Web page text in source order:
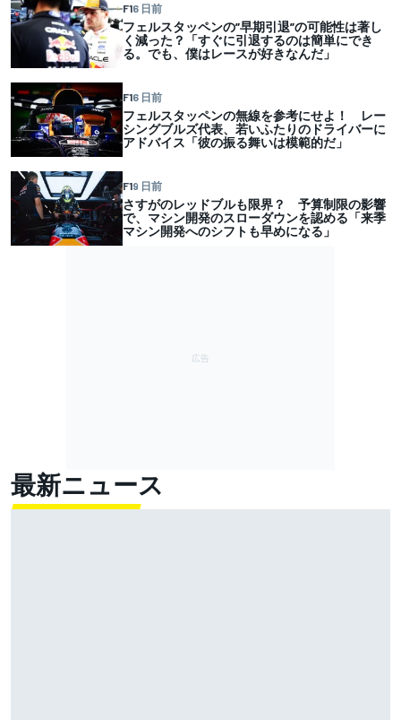
F16 日前
フェルスタッペンの”早期引退”の可能性は著し
く減った？「すぐに引退するのは簡単にでき
る。でも、僕はレースが好きなんだ」
F16 日前
フェルスタッペンの無線を参考にせよ！ レー
シングブルズ代表、若いふたりのドライバーに
アドバイス「彼の振る舞いは模範的だ」
F19 日前
さすがのレッドブルも限界？ 予算制限の影響
で、マシン開発のスローダウンを認める「来季
マシン開発へのシフトも早めになる」
最新ニュース